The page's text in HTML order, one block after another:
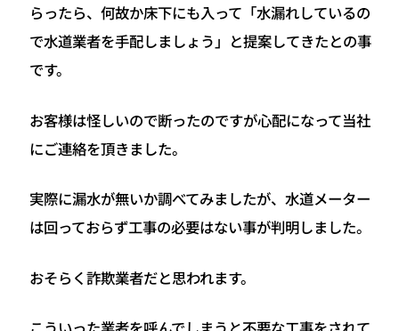
らったら、何故か床下にも入って「水漏れしているの
で水道業者を手配しましょう」と提案してきたとの事
です。
お客様は怪しいので断ったのですが心配になって当社
にご連絡を頂きました。
実際に漏水が無いか調べてみましたが、水道メーター
は回っておらず工事の必要はない事が判明しました。
おそらく詐欺業者だと思われます。